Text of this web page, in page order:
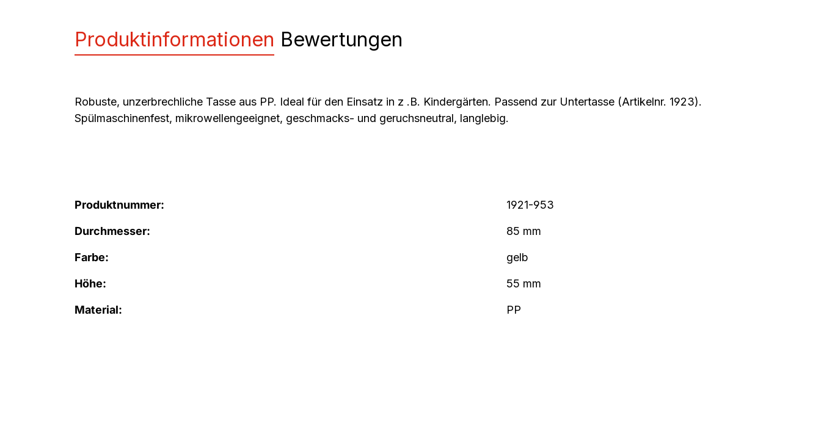
Produktinformationen Bewertungen
Robuste, unzerbrechliche Tasse aus PP. Ideal für den Einsatz in z .B. Kindergärten. Passend zur Untertasse (Artikelnr. 1923).
Spülmaschinenfest, mikrowellengeeignet, geschmacks- und geruchsneutral, langlebig.
Produktnummer: 1921-953
Durchmesser: 85 mm
Farbe: gelb
Höhe: 55 mm
Material: PP